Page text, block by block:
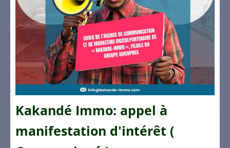
Kakandé Immo: appel à
manifestation d'intérêt (